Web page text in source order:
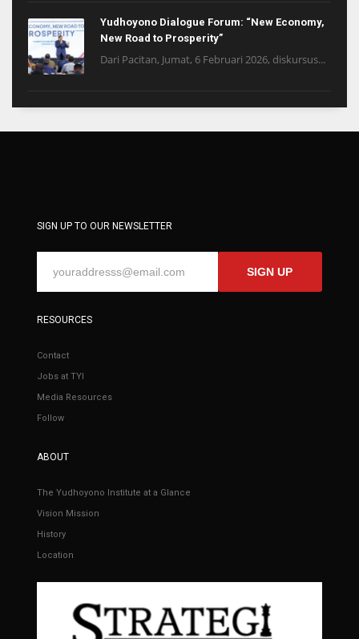
Yudhoyono Dialogue Forum: “New Economy,
New Road to Prosperity”
Dari Pacitan, Jumat, 6 Februari 2026, diskursus...
SIGN UP TO OUR NEWSLETTER
SIGN UP
RESOURCES
Contact
Jobs at TYI
Media Resources
Follow
ABOUT
The Yudhoyono Institute at a Glance
Vision Mission
History
Location